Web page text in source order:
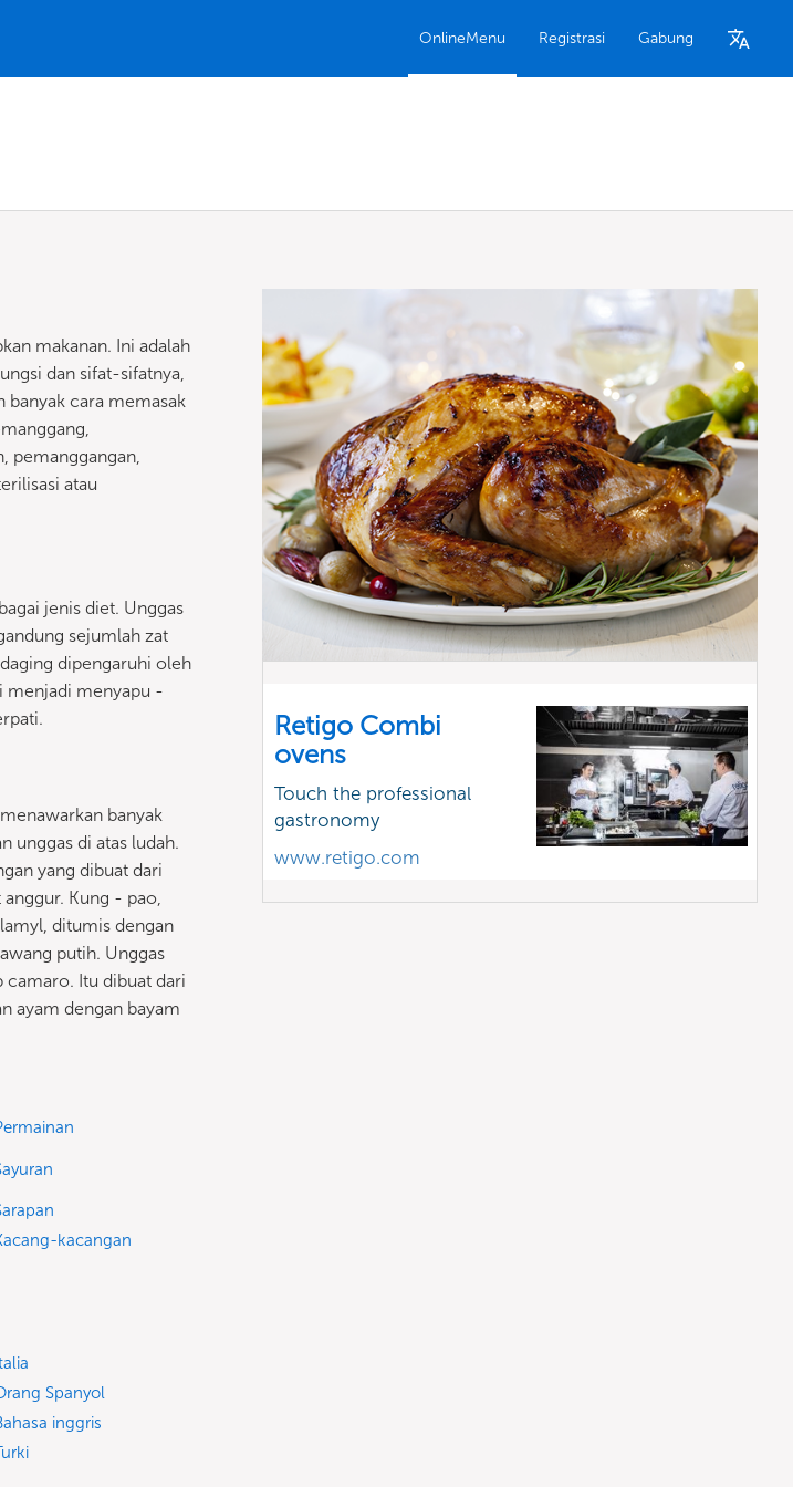
OnlineMenu Registrasi Gabung
makanan. Ini adalah
dan sifat-sifatnya,
cara memasak
pemanggangan,
atau
jenis diet. Unggas
sejumlah zat
dipengaruhi oleh
menjadi menyapu -
banyak
unggas di atas ludah.
yang dibuat dari
Kung - pao,
ditumis dengan
putih. Unggas
camaro. Itu dibuat dari
ayam dengan bayam
Retigo Combi
ovens
Touch the professional
gastronomy
www.retigo.com
kacangan
Spanyol
inggris